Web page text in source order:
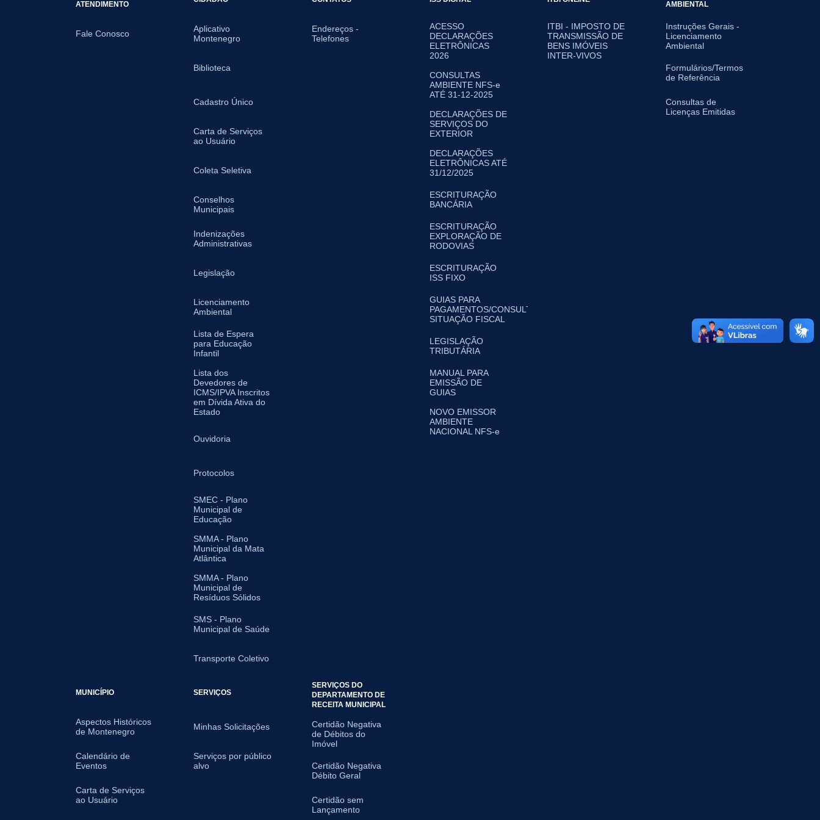
ATENDIMENTO
Fale Conosco
Aplicativo
Montenegro
Biblioteca
Cadastro Único
Carta de Serviços
ao Usuário
Coleta Seletiva
Conselhos
Municipais
Indenizações
Administrativas
Legislação
Licenciamento
Ambiental
Lista de Espera
para Educação
Infantil
Lista dos
Devedores de
ICMS/IPVA Inscritos
em Dívida Ativa do
Estado
Ouvidoria
Protocolos
SMEC - Plano
Municipal de
Educação
SMMA - Plano
Municipal da Mata
Atlântica
SMMA - Plano
Municipal de
Resíduos Sólidos
SMS - Plano
Municipal de Saúde
Transporte Coletivo
Endereços -
Telefones
ACESSO
DECLARAÇÕES
ELETRÔNICAS
2026
CONSULTAS
AMBIENTE NFS-e
ATÉ 31-12-2025
DECLARAÇÕES DE
SERVIÇOS DO
EXTERIOR
DECLARAÇÕES
ELETRÔNICAS ATÉ
31/12/2025
ESCRITURAÇÃO
BANCÁRIA
ESCRITURAÇÃO
EXPLORAÇÃO DE
RODOVIAS
ESCRITURAÇÃO
ISS FIXO
GUIAS PARA
PAGAMENTOS/CONSULTA
SITUAÇÃO FISCAL
LEGISLAÇÃO
TRIBUTÁRIA
MANUAL PARA
EMISSÃO DE
GUIAS
NOVO EMISSOR
AMBIENTE
NACIONAL NFS-e
ITBI - IMPOSTO DE
TRANSMISSÃO DE
BENS IMÓVEIS
INTER-VIVOS
AMBIENTAL
Instruções Gerais -
Licenciamento
Ambiental
Formulários/Termos
de Referência
Consultas de
Licenças Emitidas
MUNICÍPIO
Aspectos Históricos
de Montenegro
Calendário de
Eventos
Carta de Serviços
ao Usuário
SERVIÇOS
Minhas Solicitações
Serviços por público
alvo
SERVIÇOS DO
DEPARTAMENTO DE
RECEITA MUNICIPAL
Certidão Negativa
de Débitos do
Imóvel
Certidão Negativa
Débito Geral
Certidão sem
Lançamento